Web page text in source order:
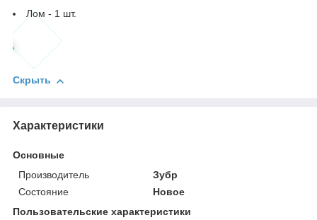
Лом - 1 шт.
Скрыть
Характеристики
Основные
Производитель
Зубр
Состояние
Новое
Пользовательские характеристики